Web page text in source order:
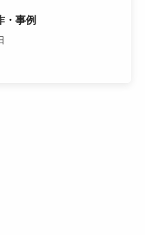
・事例